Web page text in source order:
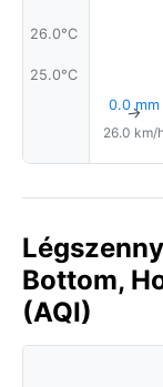
26.0°C
25.0°C
0.0 mm
↑
26.0 km/h
Bottom,
(AQI)